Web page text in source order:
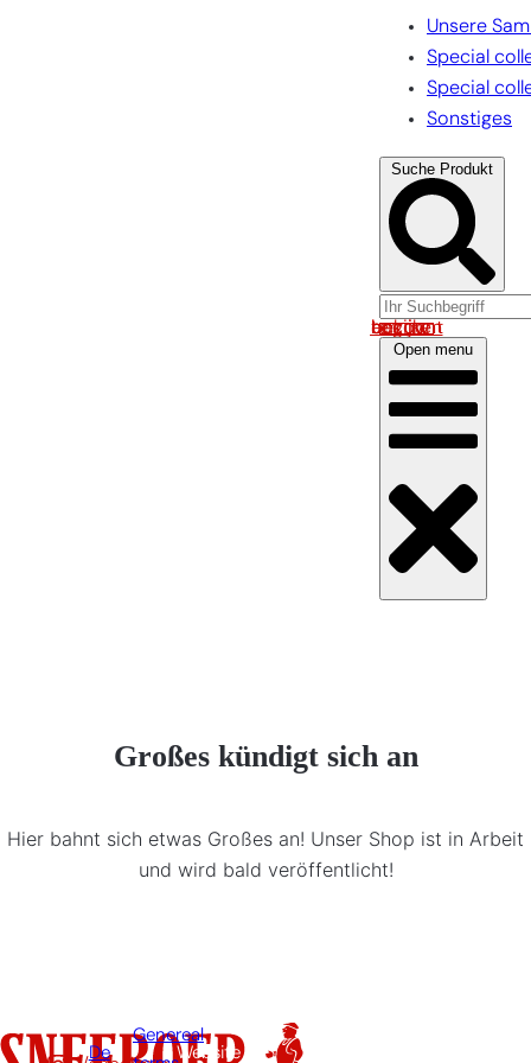
Unsere
Special
Special
Sonstiges
Suche Produkt
Log in om uw account te bekijken
Open menu
Großes kündigt sich an
Hier bahnt sich etwas Großes an! Unser Shop ist in Arbeit
und wird bald veröffentlicht!
De
Genereal
Website